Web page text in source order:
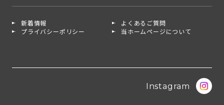
新着情報
よくあるご質問
プライバシーポリシー
当ホームページについて
Instagram